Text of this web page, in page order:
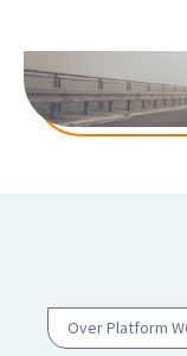
Over Platform